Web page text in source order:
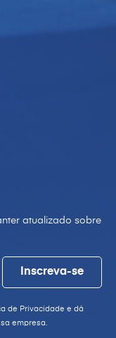
atualizado sobre
de Privacidade e dá
empresa.